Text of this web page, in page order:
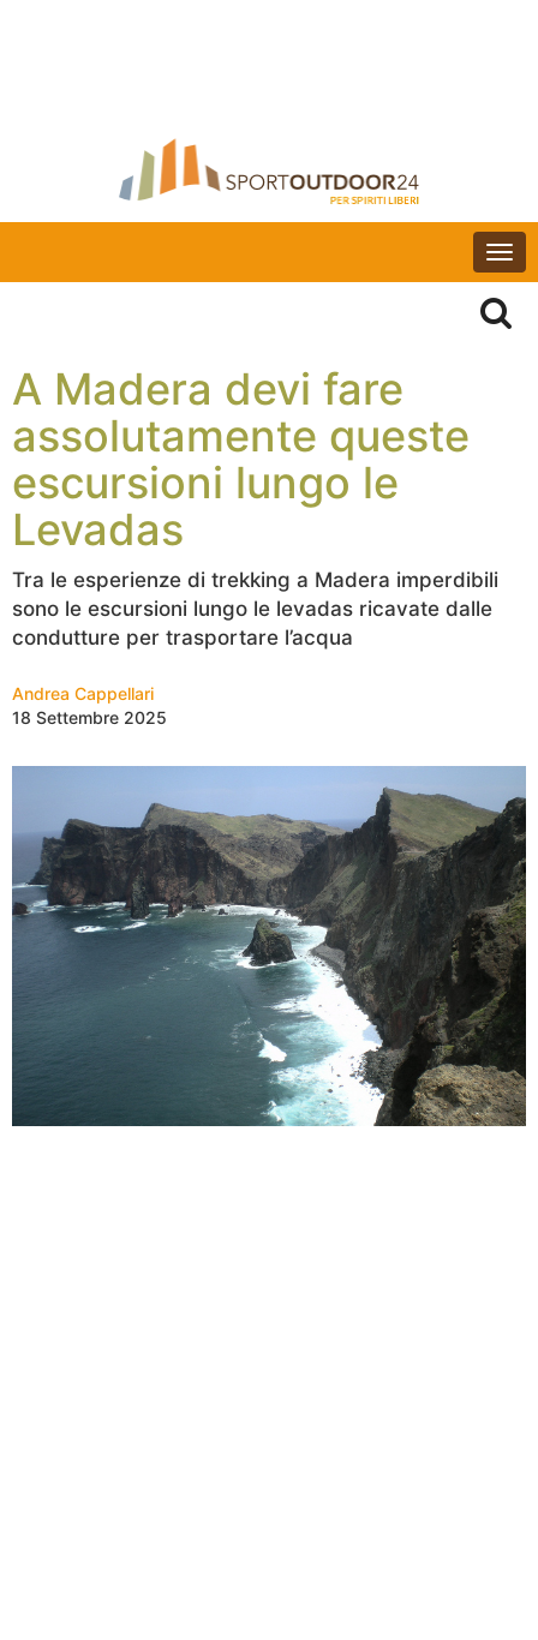
A Madera devi fare
assolutamente queste
escursioni lungo le
Levadas
Tra le esperienze di trekking a Madera imperdibili
sono le escursioni lungo le levadas ricavate dalle
condutture per trasportare l’acqua
Andrea Cappellari
18 Settembre 2025